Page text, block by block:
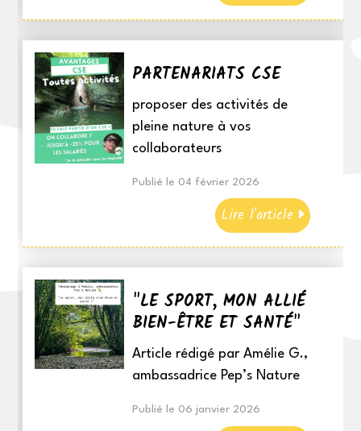
PARTENARIATS CSE
proposer des activités de
pleine nature à vos
collaborateurs
Publié le 04 février 2026
Lire l'article
"LE SPORT, MON ALLIÉ
BIEN-ÊTRE ET SANTÉ"
Article rédigé par Amélie G.,
ambassadrice Pep’s Nature
Publié le 06 janvier 2026